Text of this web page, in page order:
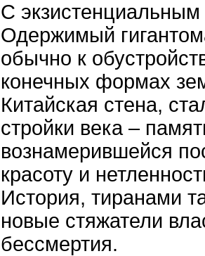
С
Одержимый
обычно к
конечных формах
Китайская стена,
стройки века –
вознамерившейся
красоту и
История, тиранами
новые стяжатели
бессмертия.